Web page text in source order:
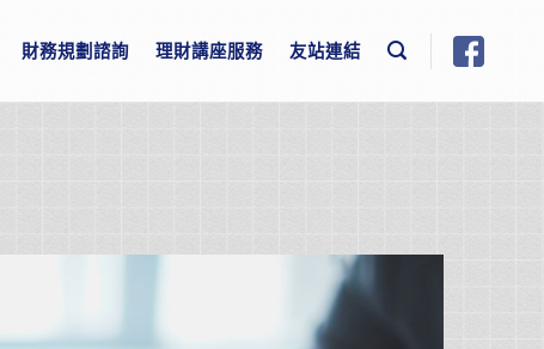
財務規劃諮詢 理財講座服務 友站連結